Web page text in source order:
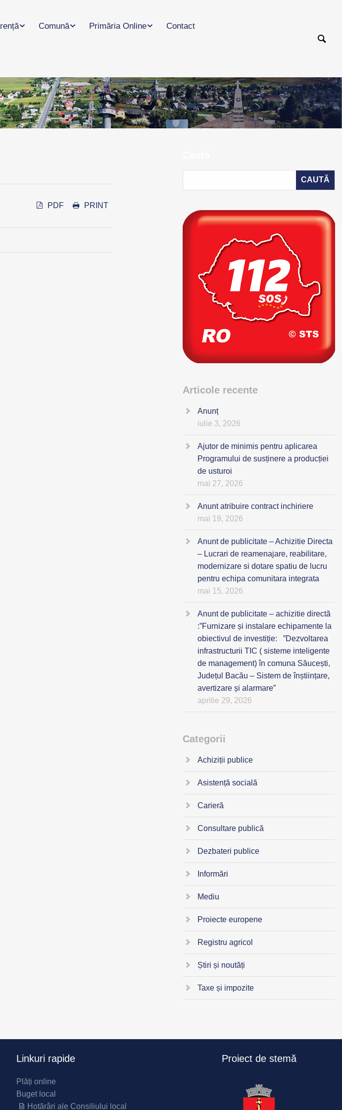
Comună Primăria Online Contact
PDF PRINT
Articole recente
Anunț
iulie 3, 2026
Ajutor de minimis pentru aplicarea
Programului de susținere a producției
de usturoi
mai 27, 2026
Anunt atribuire contract inchiriere
mai 19, 2026
Anunt de publicitate – Achizitie Directa
– Lucrari de reamenajare, reabilitare,
modernizare si dotare spatiu de lucru
pentru echipa comunitara integrata
mai 15, 2026
Anunt de publicitate – achizitie directă
:”Furnizare și instalare echipamente la
obiectivul de investiție: ”Dezvoltarea
infrastructurii TIC ( sisteme inteligente
de management) în comuna Săucești,
Județul Bacău – Sistem de înștiințare,
avertizare și alarmare”
aprilie 29, 2026
Categorii
Achiziții publice
Asistență socială
Carieră
Consultare publică
Dezbateri publice
Informări
Mediu
Proiecte europene
Registru agricol
Știri și noutăți
Taxe și impozite
Linkuri rapide
Plăți online
Buget local
Hotărâri ale Consiliului local
Proiect de stemă